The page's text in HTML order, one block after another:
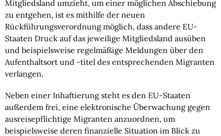
Mitgliedsland umzieht, um einer möglichen Abschiebung
zu entgehen, ist es mithilfe der neuen
Rückführungsverordnung möglich, dass andere EU-
Staaten Druck auf das jeweilige Mitgliedsland ausüben
und beispielsweise regelmäßige Meldungen über den
Aufenthaltsort und -titel des entsprechenden Migranten
verlangen.
Neben einer Inhaftierung steht es den EU-Staaten
außerdem frei, eine elektronische Überwachung gegen
ausreisepflichtige Migranten anzuordnen, um
beispielsweise deren finanzielle Situation im Blick zu